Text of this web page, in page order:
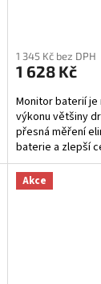
1 345 Kč bez DPH
1 628 Kč
Monitor baterií
výkonu většiny
přesná měření
baterie a zlepší
baterie!
Akce